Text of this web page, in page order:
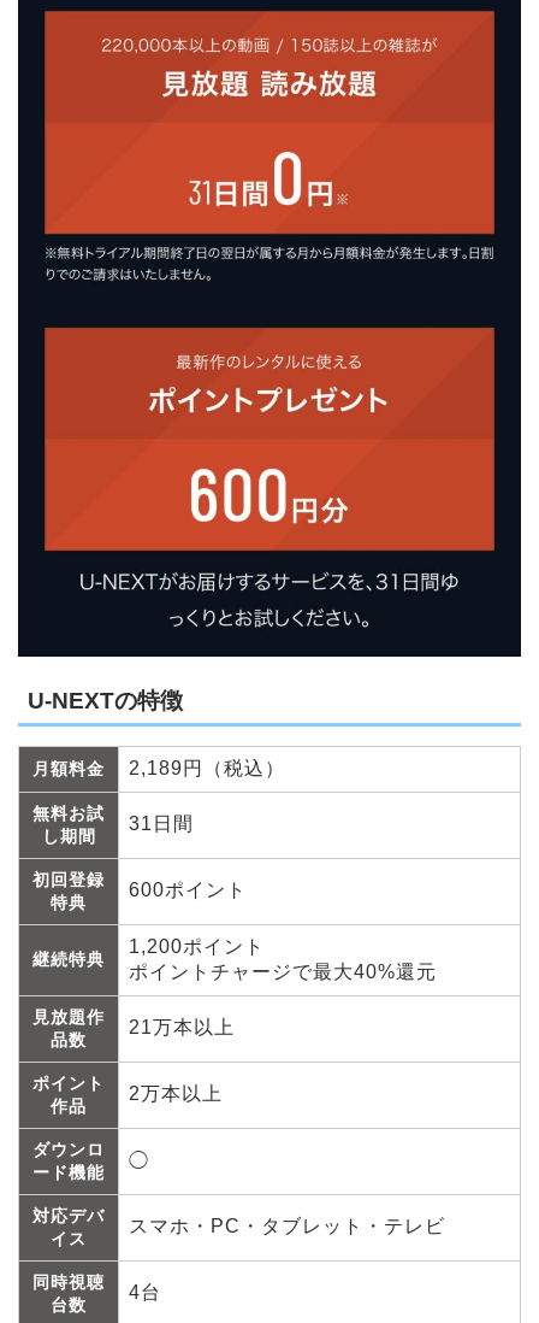
U-NEXTの特徴
月額料金 2,189円（税込）
無料お試
し期間
31日間
初回登録
特典
600ポイント
継続特典
1,200ポイント
ポイントチャージで最大40%還元
見放題作
品数
21万本以上
ポイント
作品
2万本以上
ダウンロ
ード機能
◯
対応デバ
イス
スマホ・PC・タブレット・テレビ
同時視聴
台数
4台